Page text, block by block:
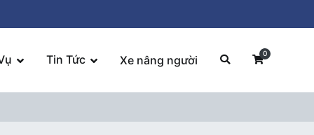
Tin Tức Xe nâng người 0